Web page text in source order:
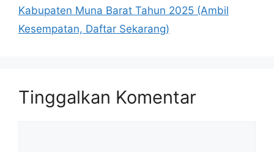
Kabupaten Muna Barat Tahun 2025 (Ambil
Kesempatan, Daftar Sekarang)
Tinggalkan Komentar